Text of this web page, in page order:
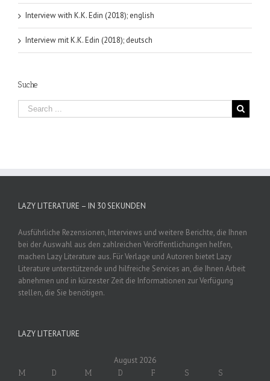
Interview with K.K. Edin (2018); english
Interview mit K.K. Edin (2018); deutsch
Suche
LAZY LITERATURE – IN 30 SEKUNDEN
Ausführliche Rezensionen, Interviews und weitere Berichte, die Ihnen
bei der Auswahl aus den zahlreichen Veröffentlichungen helfen,
machen Lazy Literature aus. Für Verlage und Autoren bietet Lazy
Literature unterstützende und hilfreiche Services an, die Ihnen Arbeit
abnehmen und in kürzester Zeit die Informationen zur Verfügung
stellen, die Sie benötigen.
LAZY LITERATURE
August 2026
M D M D F S S